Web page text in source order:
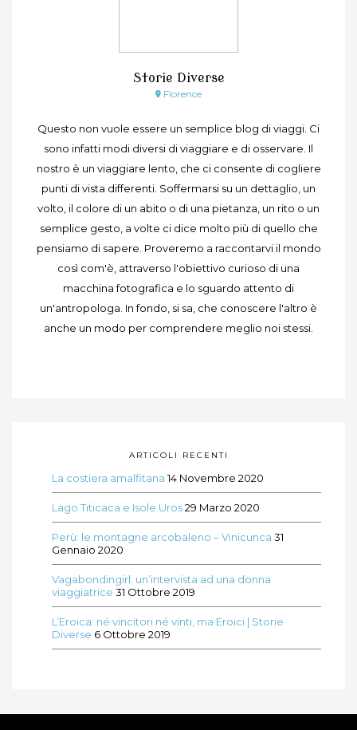
Storie Diverse
Florence
Questo non vuole essere un semplice blog di viaggi. Ci
sono infatti modi diversi di viaggiare e di osservare. Il
nostro è un viaggiare lento, che ci consente di cogliere
punti di vista differenti. Soffermarsi su un dettaglio, un
volto, il colore di un abito o di una pietanza, un rito o un
semplice gesto, a volte ci dice molto più di quello che
pensiamo di sapere. Proveremo a raccontarvi il mondo
così com'è, attraverso l'obiettivo curioso di una
macchina fotografica e lo sguardo attento di
un'antropologa. In fondo, si sa, che conoscere l'altro è
anche un modo per comprendere meglio noi stessi.
ARTICOLI RECENTI
La costiera amalfitana 14 Novembre 2020
Lago Titicaca e Isole Uros29 Marzo 2020
Perù: le montagne arcobaleno – Vinicunca 31
Gennaio 2020
Vagabondingirl: un’intervista ad una donna
viaggiatrice 31 Ottobre 2019
L’Eroica: né vincitori né vinti, ma Eroici | Storie
Diverse 6 Ottobre 2019